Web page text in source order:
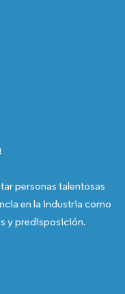
personas talentosas
en la industria como
y predisposición.